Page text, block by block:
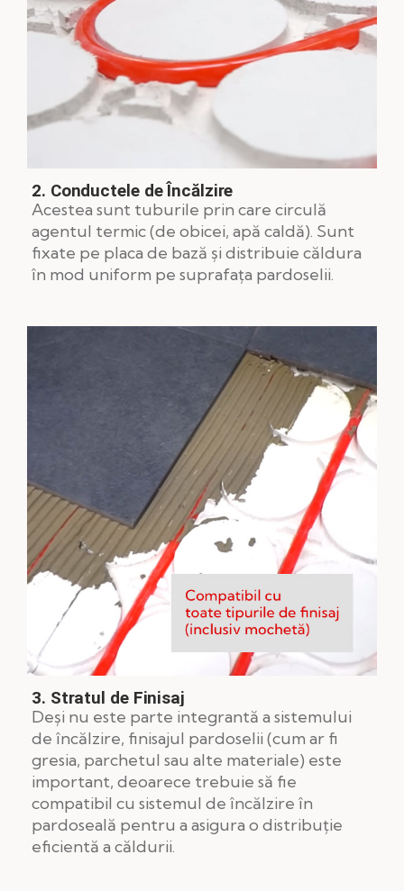
2. Conductele de Încălzire
Acestea sunt tuburile prin care circulă
agentul termic (de obicei, apă caldă). Sunt
fixate pe placa de bază și distribuie căldura
în mod uniform pe suprafața pardoselii.
3. Stratul de Finisaj
Deși nu este parte integrantă a sistemului
de încălzire, finisajul pardoselii (cum ar fi
gresia, parchetul sau alte materiale) este
important, deoarece trebuie să fie
compatibil cu sistemul de încălzire în
pardoseală pentru a asigura o distribuție
eficientă a căldurii.